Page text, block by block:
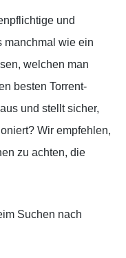
und
manchmal wie ein
welchen man
besten Torrent-
und stellt sicher,
Wir empfehlen,
zu achten, die
Suchen nach